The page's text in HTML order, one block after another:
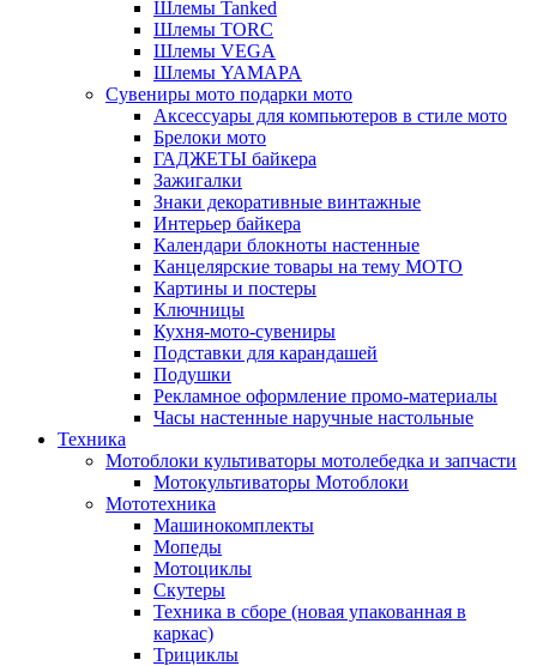
Шлемы Tanked
Шлемы TORC
Шлемы VEGA
Шлемы YAMAPA
Сувениры мото подарки мото
Аксессуары для компьютеров в стиле мото
Брелоки мото
ГАДЖЕТЫ байкера
Зажигалки
Знаки декоративные винтажные
Интерьер байкера
Календари блокноты настенные
Канцелярские товары на тему МОТО
Картины и постеры
Ключницы
Кухня-мото-сувениры
Подставки для карандашей
Подушки
Рекламное оформление промо-материалы
Часы настенные наручные настольные
Техника
Мотоблоки культиваторы мотолебедка и запчасти
Мотокультиваторы Мотоблоки
Мототехника
Машинокомплекты
Мопеды
Мотоциклы
Скутеры
Техника в сборе (новая упакованная в
каркас)
Трициклы